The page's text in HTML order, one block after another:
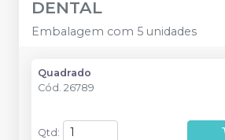
DENTAL
Embalagem com 5 unidades
Quadrado
Cód. 26789
Qtd :